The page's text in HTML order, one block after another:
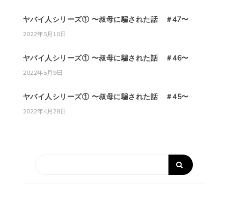
ヤバイ人シリーズ① 〜叔母に騙された話 ＃47〜
2022年5月10日
ヤバイ人シリーズ① 〜叔母に騙された話 ＃46〜
2022年5月9日
ヤバイ人シリーズ① 〜叔母に騙された話 ＃45〜
2022年4月28日